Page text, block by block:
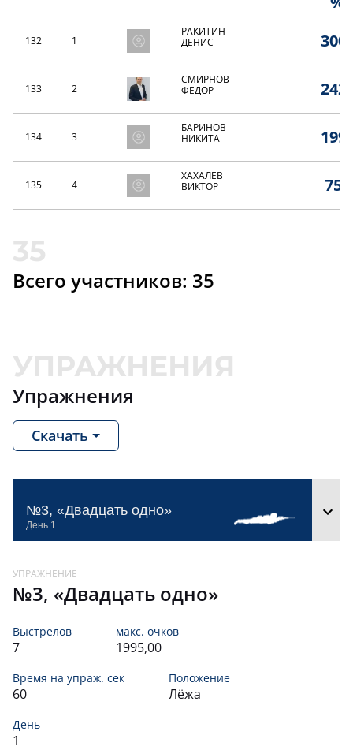
132 1
РАКИТИН
ДЕНИС
133 2
СМИРНОВ
ФЕДОР
134 3
БАРИНОВ
НИКИТА
135 4
ХАХАЛЕВ
ВИКТОР
Всего участников: 35
Упражнения
Скачать
№3, «Двадцать одно»
№3, «Двадцать одно»
Выстрелов
7
макс. очков
1995,00
Время на упраж. сек
60
Положение
Лёжа
День
1